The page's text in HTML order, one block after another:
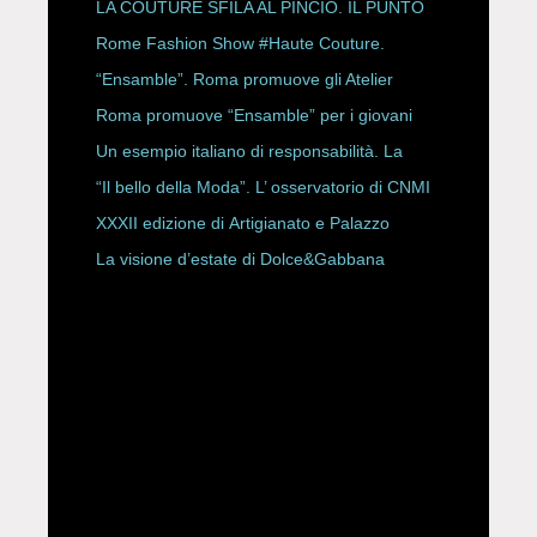
LA COUTURE SFILA AL PINCIO. IL PUNTO
CON ALESSANDRO ONORATO E
ROBERTA ANGELILLI
Rome Fashion Show #Haute Couture.
“Ensamble”. Roma promuove gli Atelier
Storici
Roma promuove “Ensamble” per i giovani
Un esempio italiano di responsabilità. La
Rete Slow Fiber
“Il bello della Moda”. L’ osservatorio di CNMI
XXXII edizione di Artigianato e Palazzo
La visione d’estate di Dolce&Gabbana